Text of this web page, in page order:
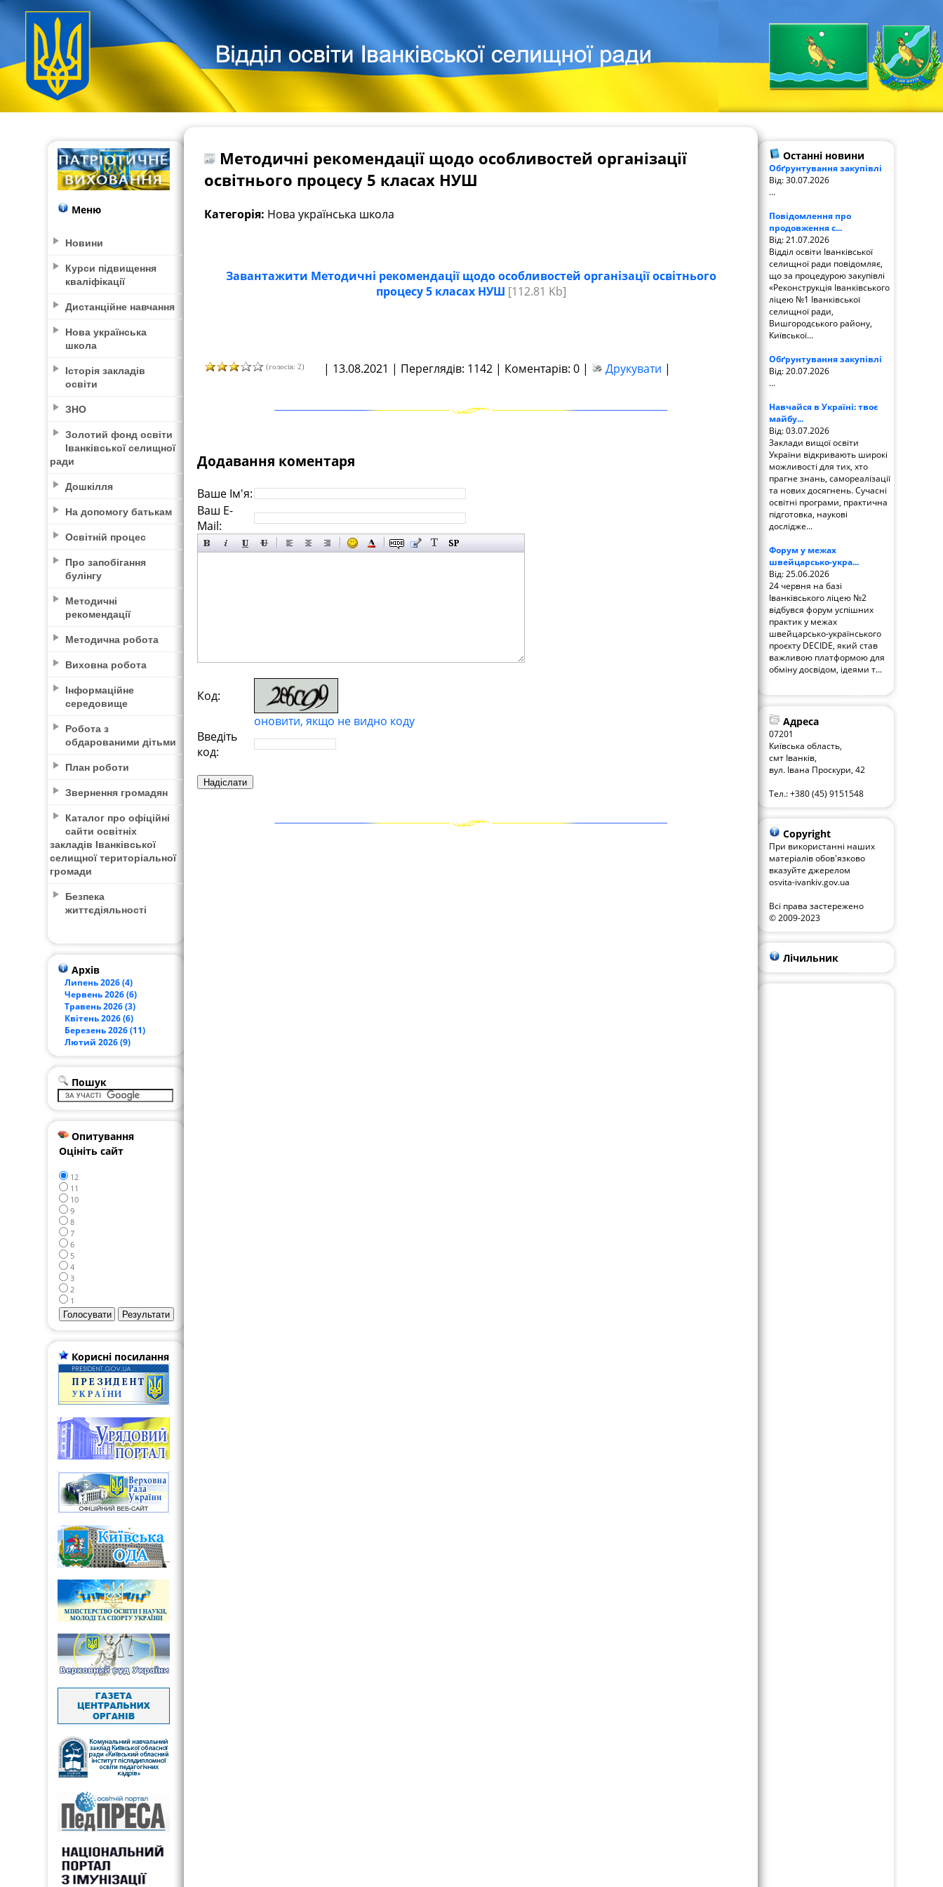
Меню
Новини
Курси підвищення
кваліфікації
Дистанційне навчання
Нова українська
школа
Історія закладів
освіти
ЗНО
Золотий фонд освіти
Іванківської селищної
ради
Дошкілля
На допомогу батькам
Освітній процес
Про запобігання
булінгу
Методичні
рекомендації
Методична робота
Виховна робота
Інформаційне
середовище
Робота з
обдарованими дітьми
План роботи
Звернення громадян
Каталог про офіційні
сайти освітніх
закладів Іванківської
селищної територіальної
громади
Безпека
життєдіяльності
Архів
Липень 2026 (4)
Червень 2026 (6)
Травень 2026 (3)
Квітень 2026 (6)
Березень 2026 (11)
Лютий 2026 (9)
Пошук
Опитування
Оцініть сайт
12
11
10
9
8
7
6
5
4
3
2
1
Корисні посилання
Методичні рекомендації щодо особливостей організації
освітнього процесу 5 класах НУШ
Категорія: Нова українська школа
Завантажити Методичні рекомендації щодо особливостей організації освітнього
процесу 5 класах НУШ [112.81 Kb]
(голосів: 2) | 13.08.2021 | Переглядів: 1142 | Коментарів: 0 | Друкувати |
Додавання коментаря
Ваше Ім'я:
Ваш E-
Mail:
Код:
оновити, якщо не видно коду
Введіть
код:
Останні новини
Обґрунтування закупівлі
Від: 30.07.2026
...
Повідомлення про
продовження с...
Від: 21.07.2026
Відділ освіти Іванківської
селищної ради повідомляє,
що за процедурою закупівлі
«Реконструкція Іванківського
ліцею №1 Іванківської
селищної ради,
Вишгородського району,
Київської...
Обґрунтування закупівлі
Від: 20.07.2026
...
Навчайся в Україні: твоє
майбу...
Від: 03.07.2026
Заклади вищої освіти
України відкривають широкі
можливості для тих, хто
прагне знань, самореалізації
та нових досягнень. Сучасні
освітні програми, практична
підготовка, наукові
дослідже...
Форум у межах
швейцарсько-укра...
Від: 25.06.2026
24 червня на базі
Іванківського ліцею №2
відбувся форум успішних
практик у межах
швейцарсько-українського
проєкту DECIDE, який став
важливою платформою для
обміну досвідом, ідеями т...
Адреса
07201
Київська область,
смт Іванків,
вул. Івана Проскури, 42
Тел.: +380 (45) 9151548
Copyright
При використанні наших
матеріалів обов'язково
вказуйте джерелом
osvita-ivankiv.gov.ua
Всі права застережено
© 2009-2023
Лічильник